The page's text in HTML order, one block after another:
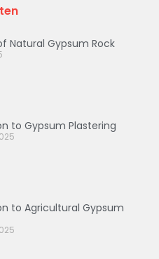
Natural Gypsum Rock
to Gypsum Plastering
to Agricultural Gypsum